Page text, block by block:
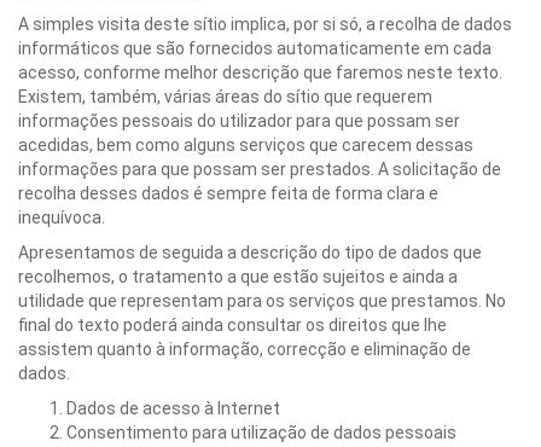
A simples visita deste sítio implica, por si só, a recolha de dados
informáticos que são fornecidos automaticamente em cada
acesso, conforme melhor descrição que faremos neste texto.
Existem, também, várias áreas do sítio que requerem
informações pessoais do utilizador para que possam ser
acedidas, bem como alguns serviços que carecem dessas
informações para que possam ser prestados. A solicitação de
recolha desses dados é sempre feita de forma clara e
inequívoca.
Apresentamos de seguida a descrição do tipo de dados que
recolhemos, o tratamento a que estão sujeitos e ainda a
utilidade que representam para os serviços que prestamos. No
final do texto poderá ainda consultar os direitos que lhe
assistem quanto à informação, correcção e eliminação de
dados.
Dados de acesso à Internet
Consentimento para utilização de dados pessoais